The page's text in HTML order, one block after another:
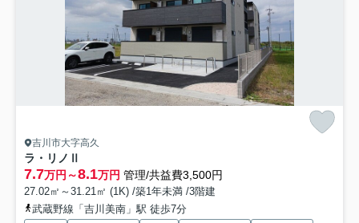
吉川市大字高久
ラ・リノⅡ
7.7万円～8.1万円 管理/共益費3,500円
27.02㎡～31.21㎡ (1K) /築1年未満 /3階建
武蔵野線「吉川美南」駅 徒歩7分